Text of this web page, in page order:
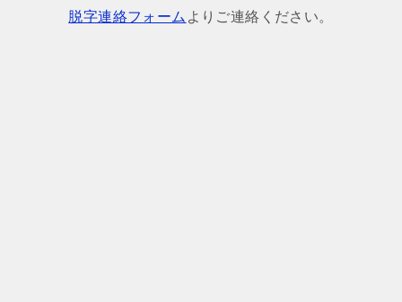
脱字連絡フォーム よりご連絡ください。